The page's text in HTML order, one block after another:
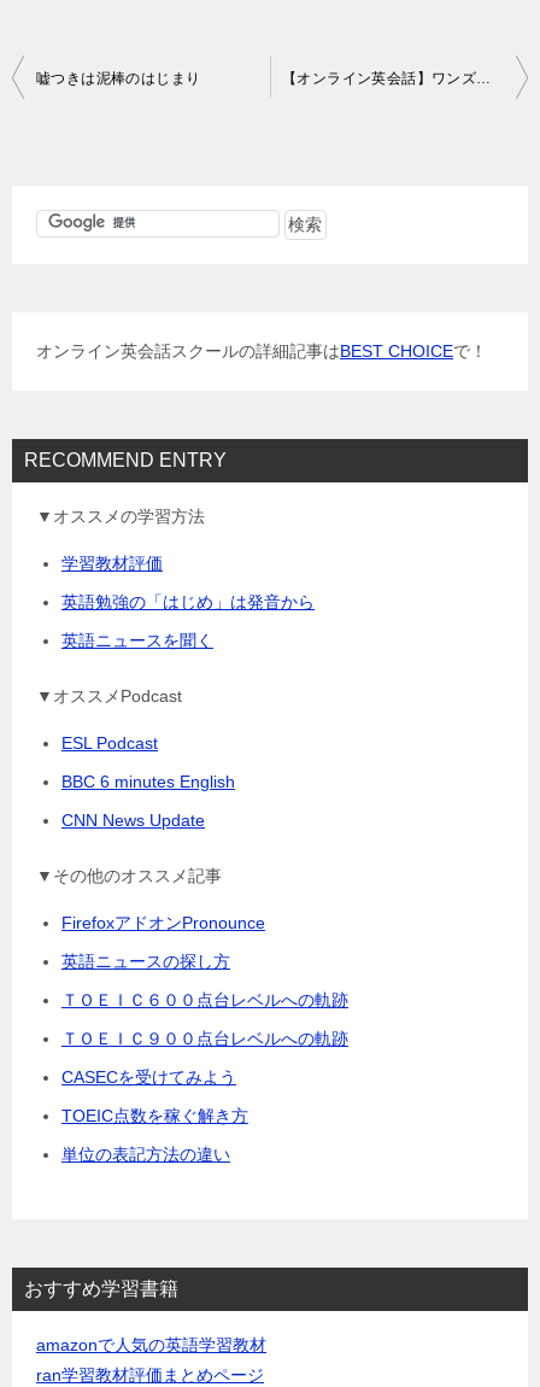
投
嘘つきは泥棒のはじまり
オンライン英会話スクールの詳細記事はBEST CHOICEで！
RECOMMEND ENTRY
▼オススメの学習方法
学習教材評価
英語勉強の「はじめ」は発音から
英語ニュースを聞く
▼オススメPodcast
ESL Podcast
BBC 6 minutes English
CNN News Update
▼その他のオススメ記事
FirefoxアドオンPronounce
英語ニュースの探し方
ＴＯＥＩＣ６００点台レベルへの軌跡
ＴＯＥＩＣ９００点台レベルへの軌跡
CASECを受けてみよう
TOEIC点数を稼ぐ解き方
単位の表記方法の違い
おすすめ学習書籍
amazonで人気の英語学習教材
ran学習教材評価まとめページ